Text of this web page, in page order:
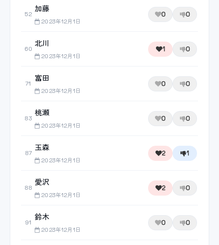
52
加藤
2023年12月1日
0 0
60
北川
2023年12月1日
1 0
71
富田
2023年12月1日
0 0
83
桃瀬
2023年12月1日
0 0
87
玉森
2023年12月1日
2 1
88
愛沢
2023年12月1日
2 0
91
鈴木
2023年12月1日
0 0